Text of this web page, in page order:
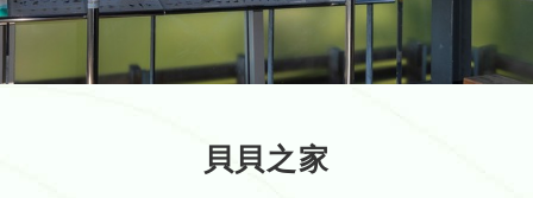
貝貝之家